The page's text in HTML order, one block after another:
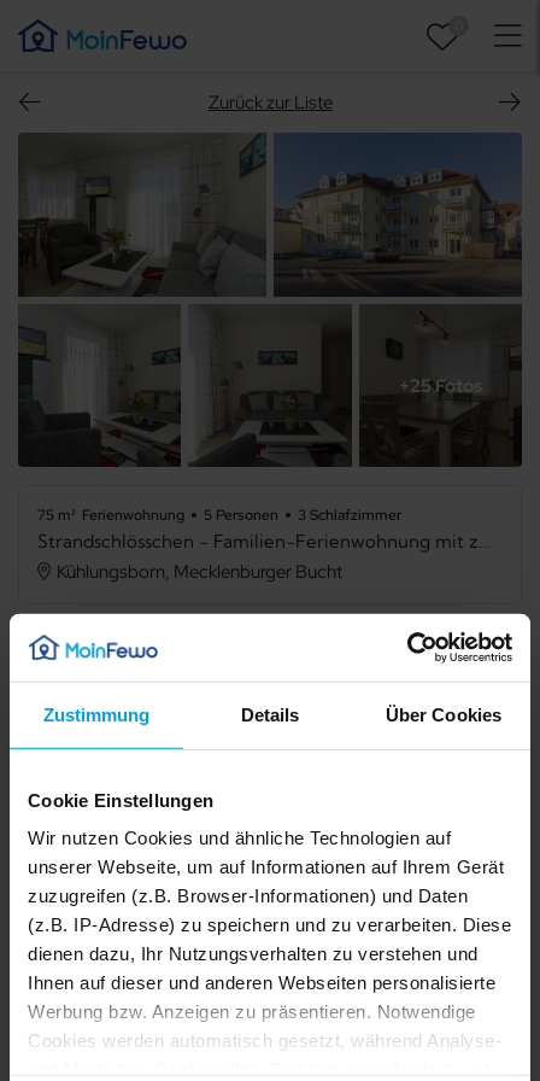
Zustimmung Details Über Cookies
Cookie Einstellungen
Wir nutzen Cookies und ähnliche Technologien auf
unserer Webseite, um auf Informationen auf Ihrem Gerät
zuzugreifen (z.B. Browser-Informationen) und Daten
(z.B. IP-Adresse) zu speichern und zu verarbeiten. Diese
dienen dazu, Ihr Nutzungsverhalten zu verstehen und
Ihnen auf dieser und anderen Webseiten personalisierte
Werbung bzw. Anzeigen zu präsentieren. Notwendige
Cookies werden automatisch gesetzt, während Analyse-
Zurück zur Liste
+25 Fotos
75 m² Ferienwohnung 5 Personen 3 Schlafzimmer
Strandschlösschen - Familien-Ferienwohnung mit zwei Balkonen und zwei Bädern - nur 300 m zum Strand!
Kühlungsborn, Mecklenburger Bucht
Spülmaschine Dusche
Badewanne Nichtraucher
Beschreibung
1/25
2/25
3/25
4/25